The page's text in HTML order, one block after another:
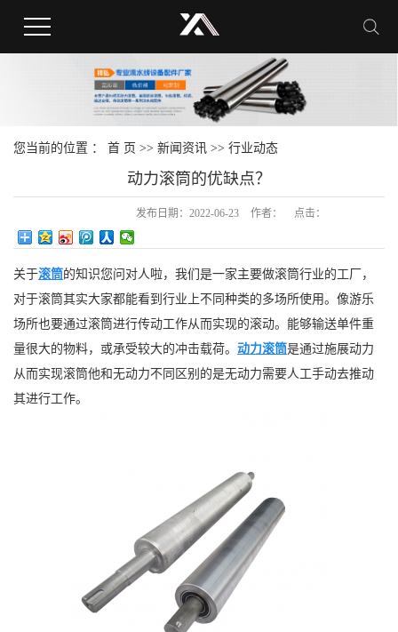
您当前的位置 ： 首 页 >> 新闻资讯 >> 行业动态
动力滚筒的优缺点？
发布日期： 2022-06-23 作者： 点击：
关于滚筒的知识您问对人啦，我们是一家主要做滚筒行业的工厂，
对于滚筒其实大家都能看到行业上不同种类的多场所使用。像游乐
场所也要通过滚筒进行传动工作从而实现的滚动。能够输送单件重
量很大的物料，或承受较大的冲击载荷。 动力滚筒是通过施展动力
从而实现滚筒他和无动力不同区别的是无动力需要人工手动去推动
其进行工作。